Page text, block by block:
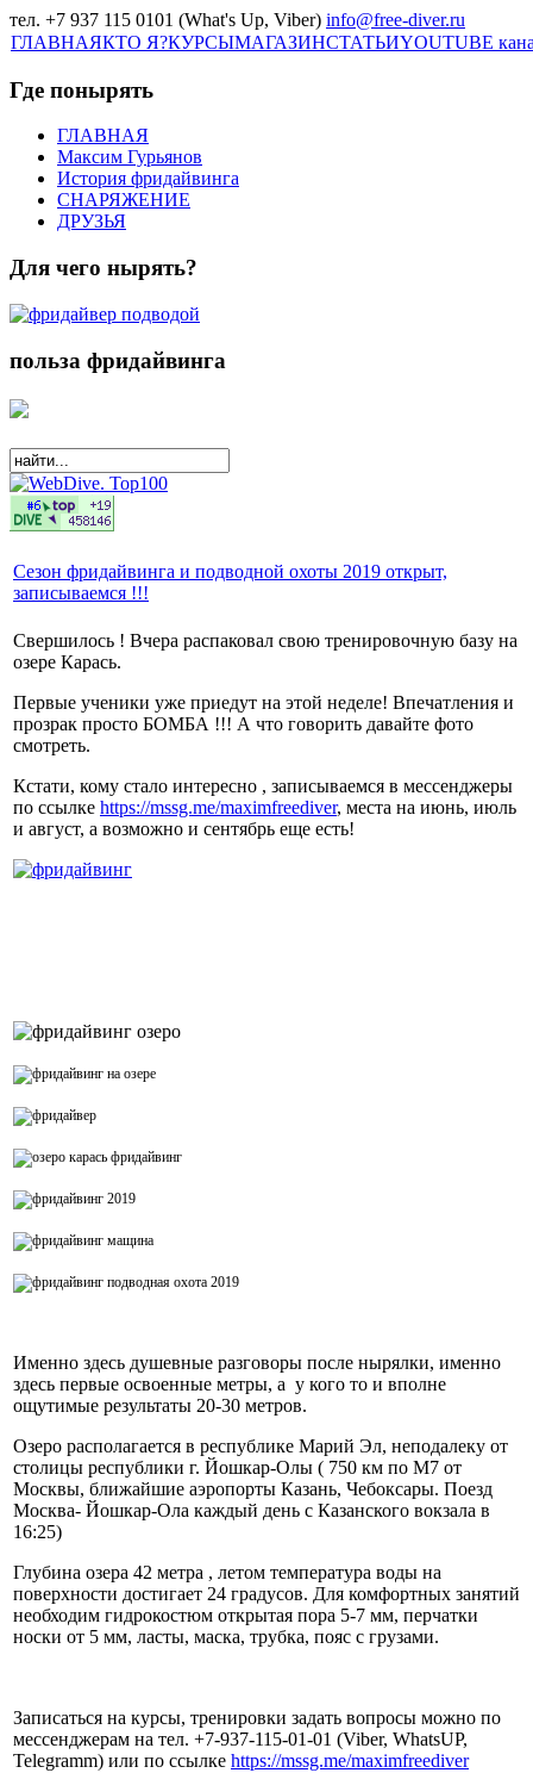
тел. +7 937 115 0101 (What's Up, Viber) info@free-diver.ru
ГЛАВНАЯКТО Я?КУРСЫМАГАЗИНСТАТЬИYOUTUBE
Где понырять
ГЛАВНАЯ
Максим Гурьянов
История фридайвинга
СНАРЯЖЕНИЕ
ДРУЗЬЯ
Для чего нырять?
польза фридайвинга
Сезон фридайвинга и подводной охоты 2019 открыт,
записываемся !!!
Свершилось ! Вчера распаковал свою тренировочную базу на
озере Карась.
Первые ученики уже приедут на этой неделе! Впечатления и
прозрак просто БОМБА !!! А что говорить давайте фото
смотреть.
Кстати, кому стало интересно , записываемся в мессенджеры
по ссылке https://mssg.me/maximfreediver, места на июнь, июль
и август, а возможно и сентябрь еще есть!
Именно здесь душевные разговоры после нырялки, именно
здесь первые освоенные метры, а у кого то и вполне
ощутимые результаты 20-30 метров.
Озеро располагается в республике Марий Эл, неподалеку от
столицы республики г. Йошкар-Олы ( 750 км по М7 от
Москвы, ближайшие аэропорты Казань, Чебоксары. Поезд
Москва- Йошкар-Ола каждый день с Казанского вокзала в
16:25)
Глубина озера 42 метра , летом температура воды на
поверхности достигает 24 градусов. Для комфортных занятий
необходим гидрокостюм открытая пора 5-7 мм, перчатки
носки от 5 мм, ласты, маска, трубка, пояс с грузами.
Записаться на курсы, тренировки задать вопросы можно по
мессенджерам на тел. +7-937-115-01-01 (Viber, WhatsUP,
Telegramm) или по ссылке https://mssg.me/maximfreediver